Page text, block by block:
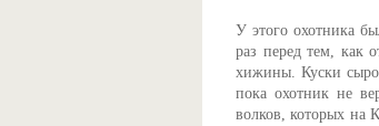
У этого охотника
раз перед тем, как
хижины. Куски
пока охотник не
волков, которых на